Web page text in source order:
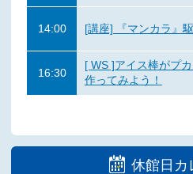
休館日カ
14:00 [講座] 『マンカラ』
16:30
[ WS ]アイス棒がプ
作ってみよう！